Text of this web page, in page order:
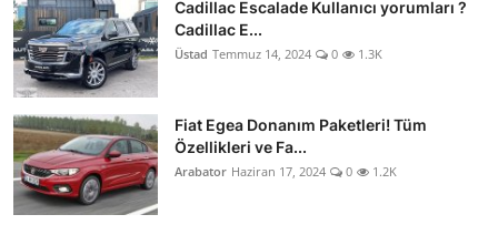
Cadillac Escalade Kullanıcı yorumları ?
Cadillac E...
Üstad Temmuz 14, 2024 0 1.3K
Fiat Egea Donanım Paketleri! Tüm
Özellikleri ve Fa...
Arabator Haziran 17, 2024 0 1.2K